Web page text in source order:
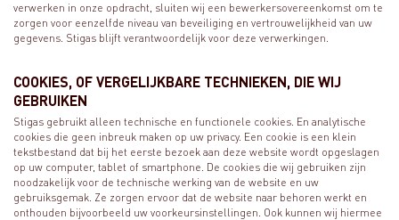
verwerken in onze opdracht, sluiten wij een bewerkersovereenkomst om te
zorgen voor eenzelfde niveau van beveiliging en vertrouwelijkheid van uw
gegevens. Stigas blijft verantwoordelijk voor deze verwerkingen.
COOKIES, OF VERGELIJKBARE TECHNIEKEN, DIE WIJ
GEBRUIKEN
Stigas gebruikt alleen technische en functionele cookies. En analytische
cookies die geen inbreuk maken op uw privacy. Een cookie is een klein
tekstbestand dat bij het eerste bezoek aan deze website wordt opgeslagen
op uw computer, tablet of smartphone. De cookies die wij gebruiken zijn
noodzakelijk voor de technische werking van de website en uw
gebruiksgemak. Ze zorgen ervoor dat de website naar behoren werkt en
onthouden bijvoorbeeld uw voorkeursinstellingen. Ook kunnen wij hiermee